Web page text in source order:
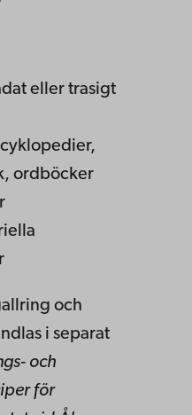
eller trasigt
ordböcker
och
i separat
och
för